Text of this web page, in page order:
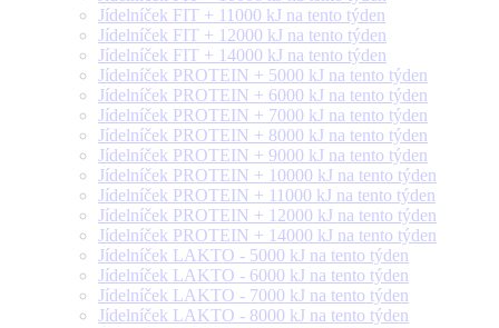
Jídelníček FIT + 11000 kJ na tento týden
Jídelníček FIT + 12000 kJ na tento týden
Jídelníček FIT + 14000 kJ na tento týden
Jídelníček PROTEIN + 5000 kJ na tento týden
Jídelníček PROTEIN + 6000 kJ na tento týden
Jídelníček PROTEIN + 7000 kJ na tento týden
Jídelníček PROTEIN + 8000 kJ na tento týden
Jídelníček PROTEIN + 9000 kJ na tento týden
Jídelníček PROTEIN + 10000 kJ na tento týden
Jídelníček PROTEIN + 11000 kJ na tento týden
Jídelníček PROTEIN + 12000 kJ na tento týden
Jídelníček PROTEIN + 14000 kJ na tento týden
Jídelníček LAKTO - 5000 kJ na tento týden
Jídelníček LAKTO - 6000 kJ na tento týden
Jídelníček LAKTO - 7000 kJ na tento týden
Jídelníček LAKTO - 8000 kJ na tento týden